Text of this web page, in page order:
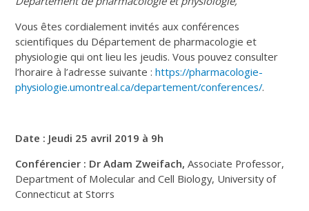
Vous êtes cordialement invités aux conférences
scientifiques du Département de pharmacologie et
physiologie qui ont lieu les jeudis. Vous pouvez consulter
l’horaire à l’adresse suivante :https://pharmacologie-
physiologie.umontreal.ca/departement/conferences/.
Date : Jeudi 25 avril 2019 à 9h
Conférencier : Dr Adam Zweifach,Associate Professor,
Department of Molecular and Cell Biology, University of
Connecticut at Storrs